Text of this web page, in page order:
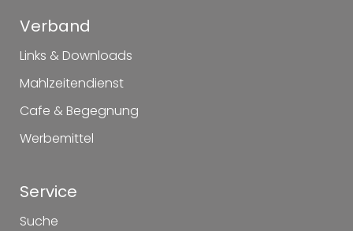
Verband
Links & Downloads
Mahlzeitendienst
Cafe & Begegnung
Werbemittel
Service
Suche